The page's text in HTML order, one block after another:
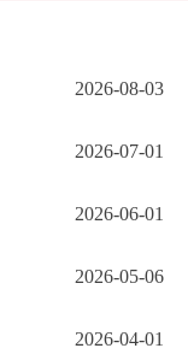
2026-08-03
2026-07-01
2026-06-01
2026-05-06
2026-04-01